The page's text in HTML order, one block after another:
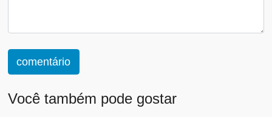
comentário
Você também pode gostar